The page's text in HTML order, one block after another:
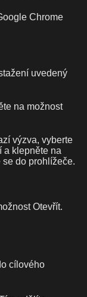
Chrome
uvedený
na možnost
výzva, vyberte
a klepněte na
do prohlížeče.
Otevřít.
cílového